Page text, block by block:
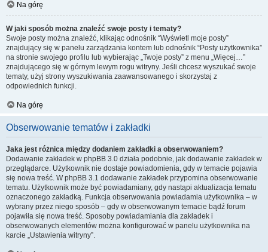
Na górę
W jaki sposób można znaleźć swoje posty i tematy?
Swoje posty można znaleźć, klikając odnośnik “Wyświetl moje posty”
znajdujący się w panelu zarządzania kontem lub odnośnik “Posty użytkownika”
na stronie swojego profilu lub wybierając „Twoje posty” z menu „Więcej…”
znajdującego się w górnym lewym rogu witryny. Jeśli chcesz wyszukać swoje
tematy, użyj strony wyszukiwania zaawansowanego i skorzystaj z
odpowiednich funkcji.
Na górę
Obserwowanie tematów i zakładki
Jaka jest różnica między dodaniem zakładki a obserwowaniem?
Dodawanie zakładek w phpBB 3.0 działa podobnie, jak dodawanie zakładek w
przeglądarce. Użytkownik nie dostaje powiadomienia, gdy w temacie pojawia
się nowa treść. W phpBB 3.1 dodawanie zakładek przypomina obserwowanie
tematu. Użytkownik może być powiadamiany, gdy nastąpi aktualizacja tematu
oznaczonego zakładką. Funkcja obserwowania powiadamia użytkownika – w
wybrany przez niego sposób – gdy w obserwowanym temacie bądź forum
pojawiła się nowa treść. Sposoby powiadamiania dla zakładek i
obserwowanych elementów można konfigurować w panelu użytkownika na
karcie „Ustawienia witryny”.